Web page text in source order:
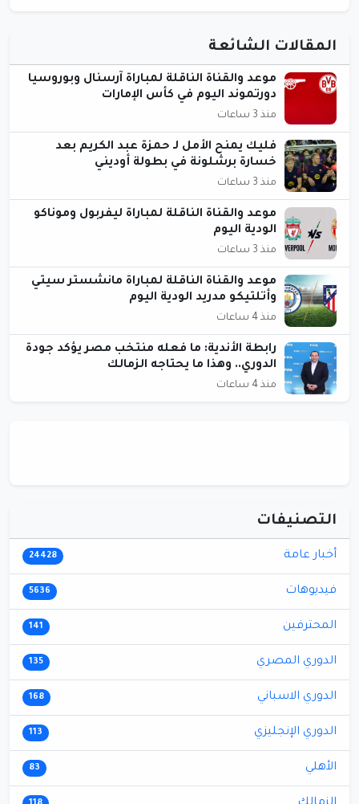
المقالات الشائعة
موعد والقناة الناقلة لمباراة آرسنال وبوروسيا
دورتموند اليوم في كأس الإمارات
منذ 3 ساعات
فليك يمنح الأمل لـ حمزة عبد الكريم بعد
خسارة برشلونة في بطولة أوديني
منذ 3 ساعات
موعد والقناة الناقلة لمباراة ليفربول وموناكو
الودية اليوم
منذ 3 ساعات
موعد والقناة الناقلة لمباراة مانشستر سيتي
وأتلتيكو مدريد الودية اليوم
منذ 4 ساعات
رابطة الأندية: ما فعله منتخب مصر يؤكد جودة
الدوري.. وهذا ما يحتاجه الزمالك
منذ 4 ساعات
التصنيفات
أخبار عامة 24428
فيديوهات 5636
المحترفين 141
الدوري المصري 135
الدوري الاسباني 168
الدوري الإنجليزي 113
الأهلي 83